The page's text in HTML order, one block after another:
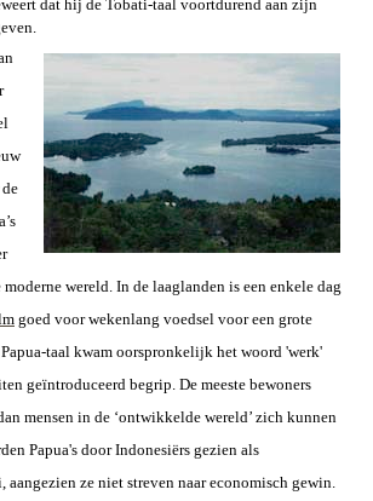
dat hij de Tobati-taal voortdurend aan zijn
wereld. In de laaglanden is een enkele dag
goed voor wekenlang voedsel voor een grote
taal kwam oorspronkelijk het woord 'werk'
geïntroduceerd begrip. De meeste bewoners
mensen in de ‘ontwikkelde wereld’ zich kunnen
Papua's door Indonesiërs gezien als
ze niet streven naar economisch gewin.